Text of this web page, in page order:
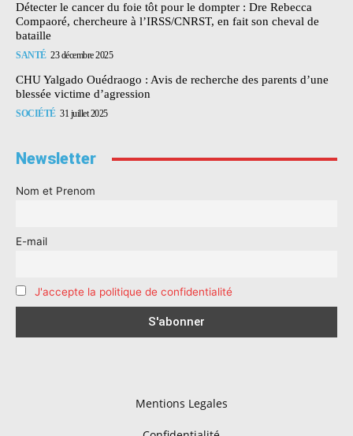
Détecter le cancer du foie tôt pour le dompter : Dre Rebecca
Compaoré, chercheure à l’IRSS/CNRST, en fait son cheval de
bataille
SANTÉ 23 décembre 2025
CHU Yalgado Ouédraogo : Avis de recherche des parents d’une
blessée victime d’agression
SOCIÉTÉ 31 juillet 2025
Newsletter
Nom et Prenom
E-mail
J'accepte la politique de confidentialité
Mentions Legales